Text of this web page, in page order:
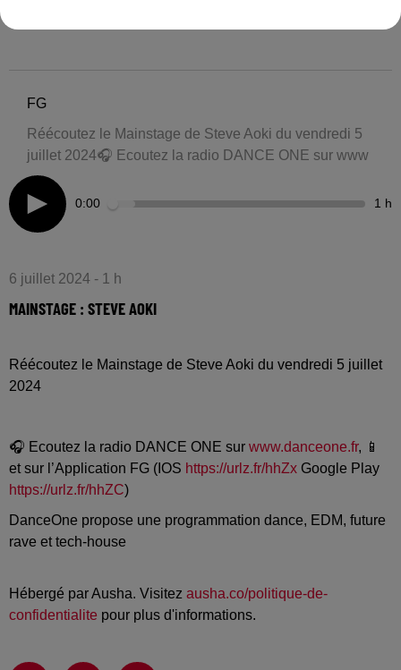
FG
Réécoutez le Mainstage de Steve Aoki du vendredi 5
juillet 2024🎧 Ecoutez la radio DANCE ONE sur www
0:00 1 h
6 juillet 2024 - 1 h
MAINSTAGE : STEVE AOKI
Réécoutez le Mainstage de Steve Aoki du vendredi 5 juillet
2024
🎧 Ecoutez la radio DANCE ONE sur www.danceone.fr, 📱
et sur l’Application FG (IOS https://urlz.fr/hhZx Google Play
https://urlz.fr/hhZC)
DanceOne propose une programmation dance, EDM, future
rave et tech-house
Hébergé par Ausha. Visitez ausha.co/politique-de-
confidentialite pour plus d'informations.